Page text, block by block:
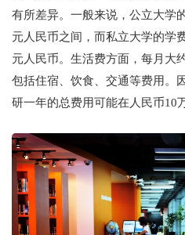
有所差异。一般来说，公立大学
元人民币之间，而私立大学的学
元人民币。生活费方面，每月大
包括住宿、饮食、交通等费用。
研一年的总费用可能在人民币10